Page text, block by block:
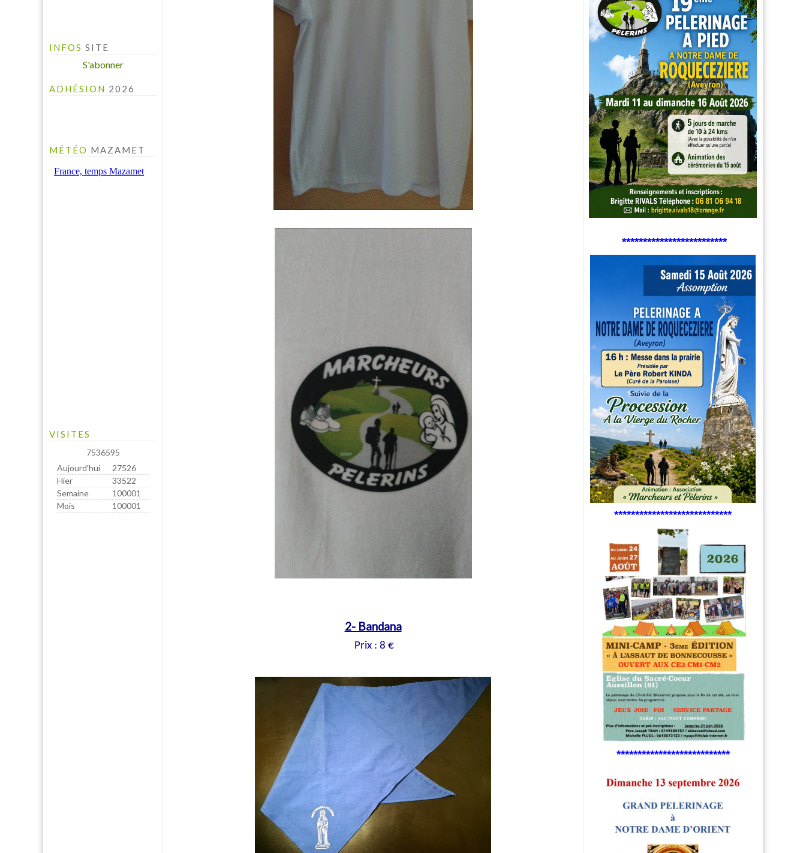
2- Bandana
Prix : 8 €
INFOS SITE
S'abonner
ADHÉSION 2026
MÉTÉO MAZAMET
VISITES
7536595
Aujourd'hui
27526
Hier
33522
Semaine
100001
Mois
100001
*************************
****************************
***************************